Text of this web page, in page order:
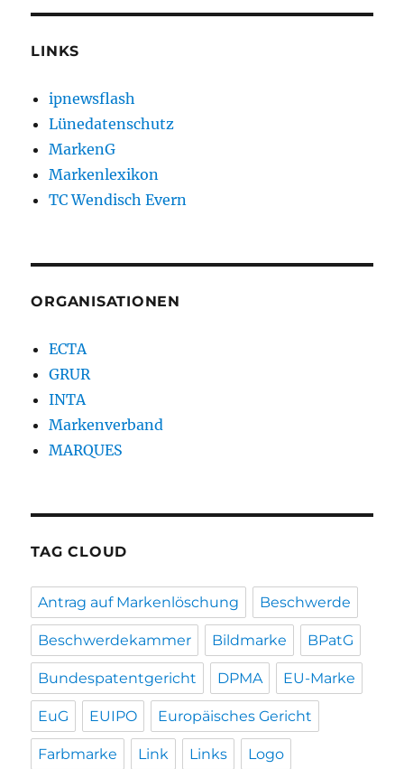
LINKS
ipnewsflash
Lünedatenschutz
MarkenG
Markenlexikon
TC Wendisch Evern
ORGANISATIONEN
ECTA
GRUR
INTA
Markenverband
MARQUES
TAG CLOUD
Antrag auf Markenlöschung Beschwerde
Beschwerdekammer Bildmarke BPatG
Bundespatentgericht DPMA EU-Marke
EuG EUIPO Europäisches Gericht
Farbmarke Link Links Logo